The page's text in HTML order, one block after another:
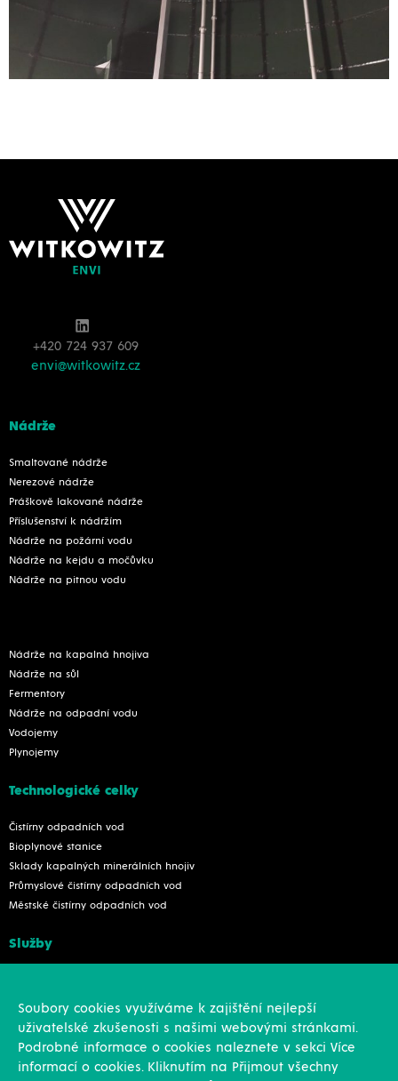
+420 724 937 609
envi@witkowitz.cz
Nádrže
Smaltované nádrže
Nerezové nádrže
Práškově lakované nádrže
Příslušenství k nádržím
Nádrže na požární vodu
Nádrže na kejdu a močůvku
Nádrže na pitnou vodu
Nádrže na kapalná hnojiva
Nádrže na sůl
Fermentory
Nádrže na odpadní vodu
Vodojemy
Plynojemy
Technologické celky
Čistírny odpadních vod
Bioplynové stanice
Sklady kapalných minerálních hnojiv
Průmyslové čistírny odpadních vod
Městské čistírny odpadních vod
Služby
Soubory cookies využíváme k zajištění nejlepší
uživatelské zkušenosti s našimi webovými stránkami.
Podrobné informace o cookies naleznete v sekci Více
informací o cookies. Kliknutím na Přijmout všechny